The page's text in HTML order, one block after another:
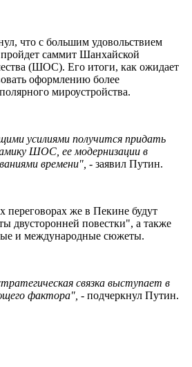
что с большим удовольствием
пройдет саммит Шанхайской
(ШОС). Его итоги, как ожидает
оформлению более
мироустройства.
усилиями получится придать
ШОС, ее модернизации в
времени", - заявил Путин.
переговорах же в Пекине будут
двусторонней повестки", а также
и международные сюжеты.
связка выступает в
фактора", - подчеркнул Путин.